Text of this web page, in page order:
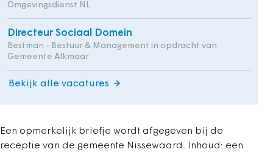
Omgevingsdienst NL
Directeur Sociaal Domein
Bestman - Bestuur & Management in opdracht van
Gemeente Alkmaar
Bekijk alle vacatures
Een opmerkelijk briefje wordt afgegeven bij de
receptie van de gemeente Nissewaard. Inhoud: een